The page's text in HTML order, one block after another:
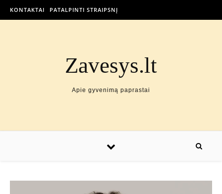
KONTAKTAI PATALPINTI STRAIPSNĮ
Zavesys.lt
Apie gyvenimą paprastai